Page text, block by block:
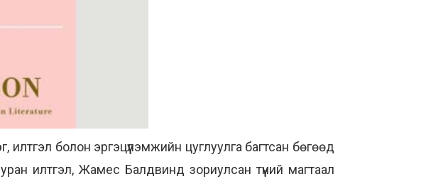
илтгэл болон эргэцүүлэмжийн цуглуулга багтсан бөгөөд
илтгэл, Жамес Балдвинд зориулсан түүний магтаал